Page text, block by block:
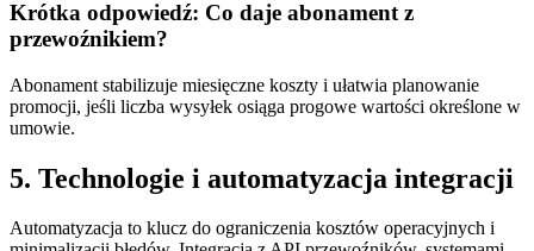
Krótka odpowiedź: Co daje abonament z
przewoźnikiem?
Abonament stabilizuje miesięczne koszty i ułatwia planowanie
promocji, jeśli liczba wysyłek osiąga progowe wartości określone w
umowie.
5. Technologie i automatyzacja integracji
Automatyzacja to klucz do ograniczenia kosztów operacyjnych i